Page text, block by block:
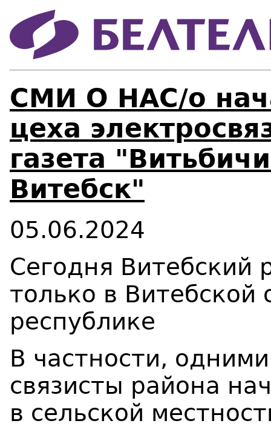
СМИ О НАС/о
цеха
газета
Витебск"
05.06.2024
Сегодня Витебский
только в Витебской
республике
В частности,
связисты района
в сельской